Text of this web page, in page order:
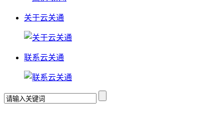
关于云关通
联系云关通